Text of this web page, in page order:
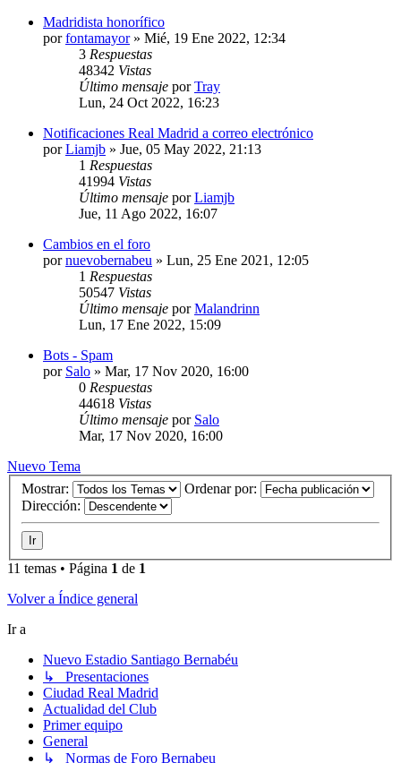
Madridista honorífico
porfontamayor» Mié, 19 Ene 2022, 12:34
3 Respuestas
48342 Vistas
Último mensaje porTray
Lun, 24 Oct 2022, 16:23
Notificaciones Real Madrid a correo electrónico
porLiamjb » Jue, 05 May 2022, 21:13
1 Respuestas
41994 Vistas
Último mensaje porLiamjb
Jue, 11 Ago 2022, 16:07
Cambios en el foro
pornuevobernabeu » Lun, 25 Ene 2021, 12:05
1 Respuestas
50547 Vistas
Último mensaje porMalandrinn
Lun, 17 Ene 2022, 15:09
Bots - Spam
por Salo » Mar, 17 Nov 2020, 16:00
0 Respuestas
44618 Vistas
Último mensaje por Salo
Mar, 17 Nov 2020, 16:00
Nuevo Tema
Mostrar:
Ordenar por:
Dirección:
11 temas • Página 1 de 1
Volver a Índice general
Ir a
Nuevo Estadio Santiago Bernabéu
↳ Presentaciones
Ciudad Real Madrid
Actualidad del Club
Primer equipo
General
↳ Normas de Foro Bernabeu